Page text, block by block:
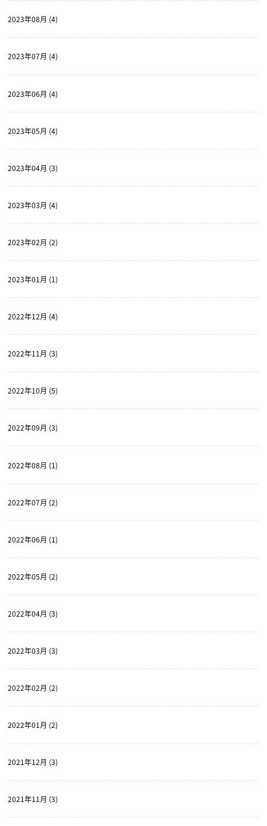
2023年08月 (4)
2023年07月 (4)
2023年06月 (4)
2023年05月 (4)
2023年04月 (3)
2023年03月 (4)
2023年02月 (2)
2023年01月 (1)
2022年12月 (4)
2022年11月 (3)
2022年10月 (5)
2022年09月 (3)
2022年08月 (1)
2022年07月 (2)
2022年06月 (1)
2022年05月 (2)
2022年04月 (3)
2022年03月 (3)
2022年02月 (2)
2022年01月 (2)
2021年12月 (3)
2021年11月 (3)